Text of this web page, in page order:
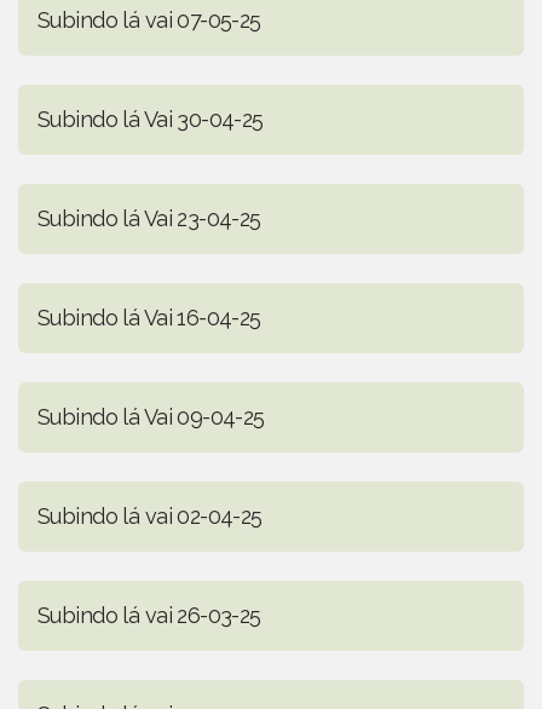
Subindo lá vai 07-05-25
Subindo lá Vai 30-04-25
Subindo lá Vai 23-04-25
Subindo lá Vai 16-04-25
Subindo lá Vai 09-04-25
Subindo lá vai 02-04-25
Subindo lá vai 26-03-25